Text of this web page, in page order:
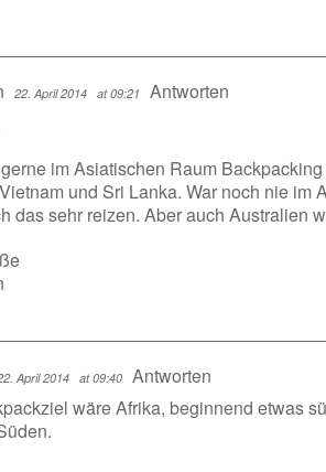
22. April 2014 at 09:21
Antworten
im Asiatischen Raum
und Sri Lanka. War noch nie im
das sehr reizen. Aber auch Australien
April 2014 at 09:40 Antworten
wäre Afrika, beginnend etwas